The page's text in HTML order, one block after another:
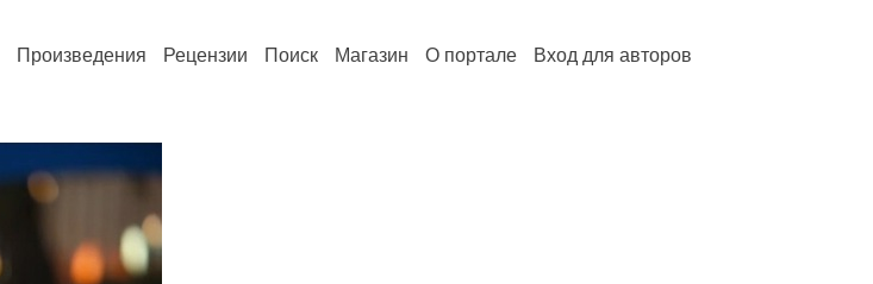
Произведения Рецензии Поиск Магазин О портале Вход для авторов